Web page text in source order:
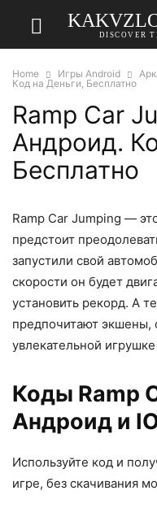
DISCOVER
Home Игры Android
Код на Деньги, Бесплатно
Ramp Car
Андроид.
Бесплатно
Ramp Car Jumping —
предстоит
запустили свой
скорости он будет
установить рекорд. А
предпочитают экшены,
увлекательной игрушке
Коды Ramp
Андроид и
Используйте код и
игре, без скачивания